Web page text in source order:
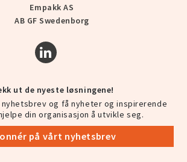
Empakk AS
AB GF Swedenborg
ut de nyeste løsningene!
og få nyheter og inspirerende
din organisasjon å utvikle seg.
på vårt nyhetsbrev